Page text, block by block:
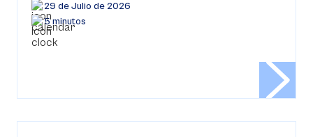
29 de Julio de 2026
5 minutos